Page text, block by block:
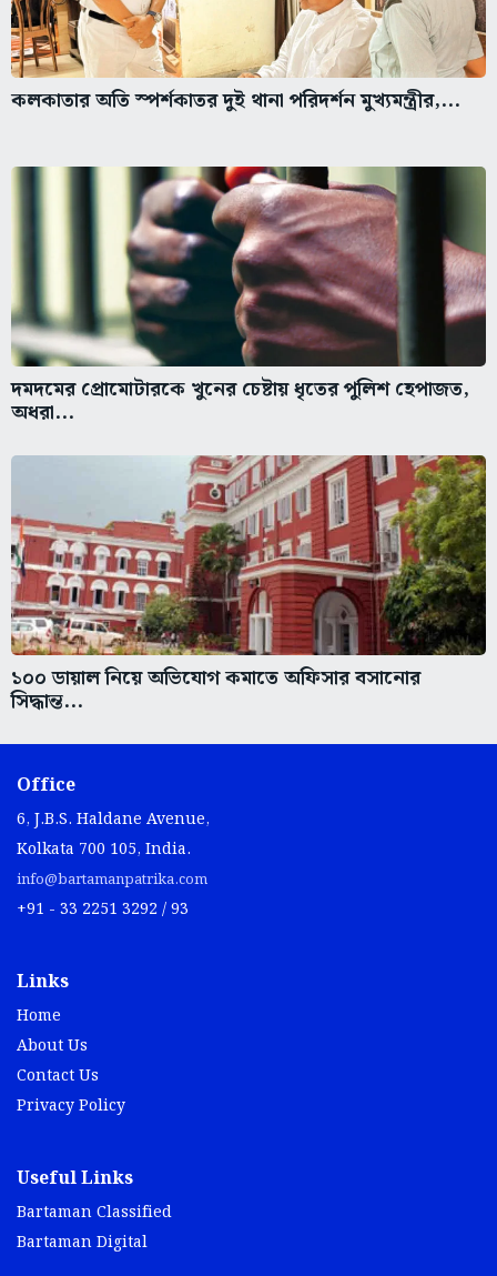
কলকাতার অতি স্পর্শকাতর দুই থানা পরিদর্শন মুখ্যমন্ত্রীর,...
দমদমের প্রোমোটারকে খুনের চেষ্টায় ধৃতের পুলিশ হেপাজত,
অধরা...
১০০ ডায়াল নিয়ে অভিযোগ কমাতে অফিসার বসানোর
সিদ্ধান্ত...
Office
6, J.B.S. Haldane Avenue,
Kolkata 700 105, India.
info@bartamanpatrika.com
+91 - 33 2251 3292 / 93
Links
Home
About Us
Contact Us
Privacy Policy
Useful Links
Bartaman Classified
Bartaman Digital